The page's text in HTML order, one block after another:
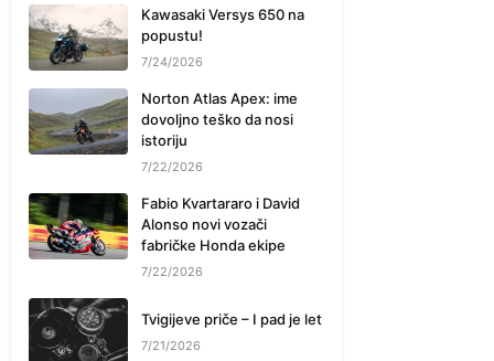
Kawasaki Versys 650 na
popustu!
7/24/2026
Norton Atlas Apex: ime
dovoljno teško da nosi
istoriju
7/22/2026
Fabio Kvartararo i David
Alonso novi vozači
fabričke Honda ekipe
7/22/2026
Tvigijeve priče – I pad je let
7/21/2026